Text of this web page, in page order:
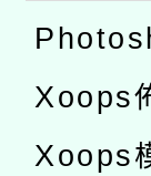
Xoops
Xoops